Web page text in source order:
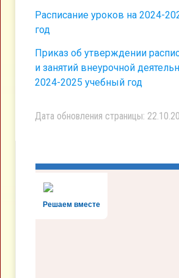
Расписание уроков на 2024-
год
Приказ об утверждении
и занятий внеурочной
2024-2025 учебный год
Дата обновления страницы:
Решаем вместе